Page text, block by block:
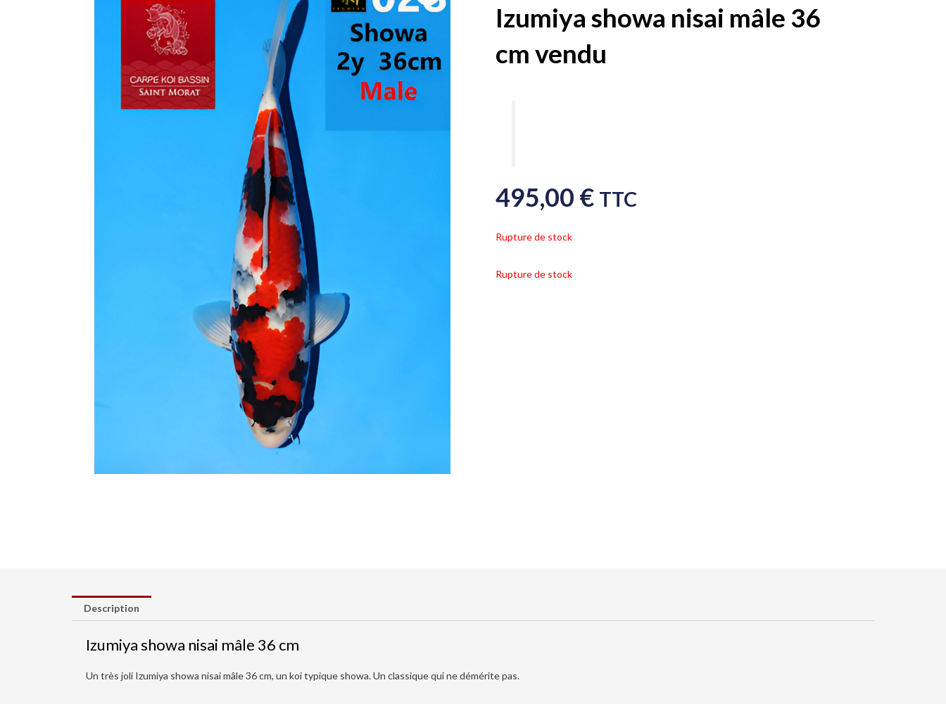
Izumiya showa nisai mâle 36
cm vendu
495,00 € TTC
Rupture de stock
Rupture de stock
Description
Izumiya showa nisai mâle 36 cm
Un très joli Izumiya showa nisai mâle 36 cm, un koi typique showa. Un classique qui ne démérite pas.